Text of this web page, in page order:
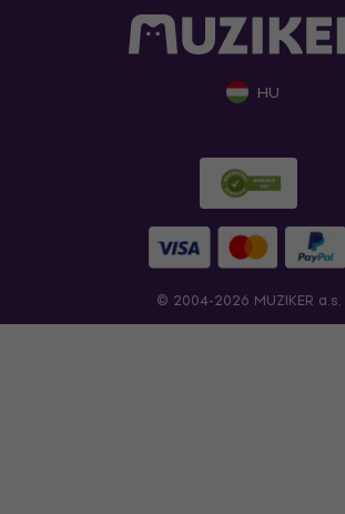
HU
© 2004-2026 MUZIKER a.s.